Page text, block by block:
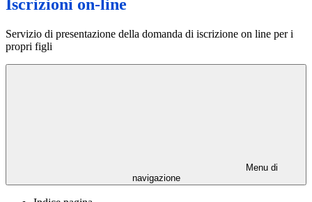
Iscrizioni on-line
Servizio di presentazione della domanda di iscrizione on line per i
propri figli
Menu di
navigazione